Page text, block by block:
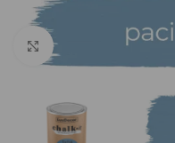
Click to enlarge